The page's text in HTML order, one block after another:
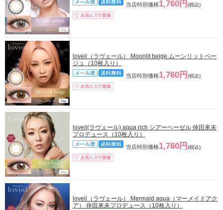
当店特別価格1,760円 (税込)
loveil（ラヴェール） Moonlit beige ムーンリットベー
ジュ（10枚入り）
当店特別価格1,760円 (税込)
loveil(ラヴェール) aqua rich シアーヘーゼル 倖田來未
プロデュース（10枚入り）
当店特別価格1,760円 (税込)
loveil（ラヴェール） Mermaid aqua（マーメイドアク
ア） 倖田來未プロデュース（10枚入り）